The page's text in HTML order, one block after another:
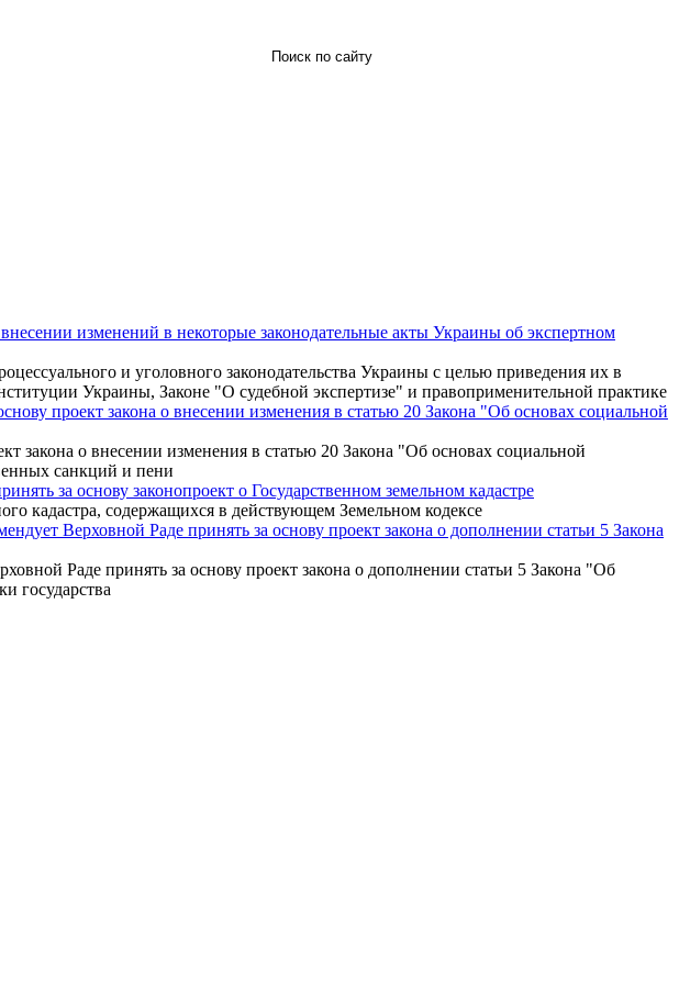
изменений в некоторые законодательные акты Украины об экспертном
и уголовного законодательства Украины с целью приведения их в
Украины, Законе "О судебной экспертизе" и правоприменительной практике
проект закона о внесении изменения в статью 20 Закона "Об основах социальной
закона о внесении изменения в статью 20 Закона "Об основах социальной
санкций и пени
за основу законопроект о Государственном земельном кадастре
кадастра, содержащихся в действующем Земельном кодексе
Верховной Раде принять за основу проект закона о дополнении статьи 5 Закона
Раде принять за основу проект закона о дополнении статьи 5 Закона "Об
государства